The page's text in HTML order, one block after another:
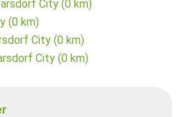
City (0 km)
(0 km)
City (0 km)
City (0 km)